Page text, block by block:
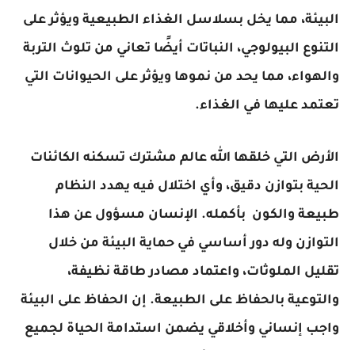
البيئة، مما يخل بسلاسل الغذاء الطبيعية ويؤثر على
التنوع البيولوجي، النباتات أيضًا تعاني من تلوث التربة
والهواء، مما يحد من نموها ويؤثر على الحيوانات التي
تعتمد عليها في الغذاء.
الأرض التي خلقها الله عالم مشترك تسكنه الكائنات
الحية بتوازن دقيق، وأي اختلال فيه يهدد النظام
طبيعة والكون بأكمله. الإنسان مسؤول عن هذا
التوازن وله دور أساسي في حماية البيئة من خلال
تقليل الملوثات، واعتماد مصادر طاقة نظيفة،
والتوعية بالحفاظ على الطبيعة. إن الحفاظ على البيئة
واجب إنساني وأخلاقي يضمن استدامة الحياة لجميع